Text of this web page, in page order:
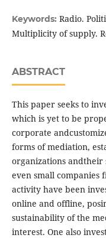
Keywords: Radio.
Multiplicity of supply.
ABSTRACT
This paper seeks to
which is yet to be
corporate
forms of mediation,
organizations andtheir
even small companies
activity have been
online and offline,
sustainability of the
interest. One also